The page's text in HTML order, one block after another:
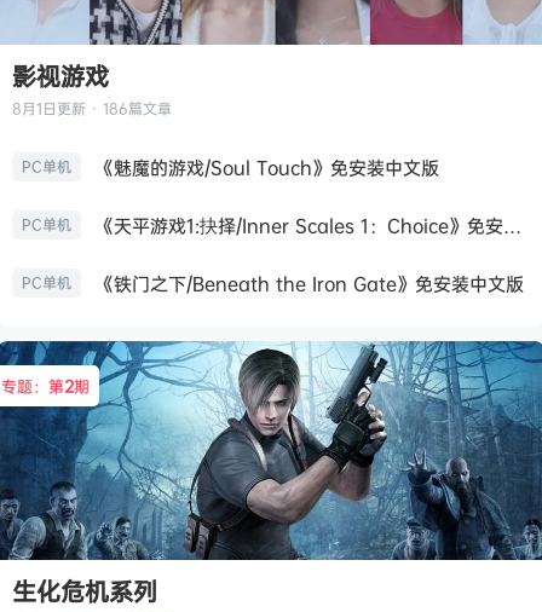
影视游戏
8月1日更新 · 186篇文章
PC单机 《魅魔的游戏/Soul Touch》免安装中文版
PC单机 《天平游戏1:抉择/Inner Scales 1：Choice》免安装中文版
PC单机 《铁门之下/Beneath the Iron Gate》免安装中文版
专题：第2期
生化危机系列